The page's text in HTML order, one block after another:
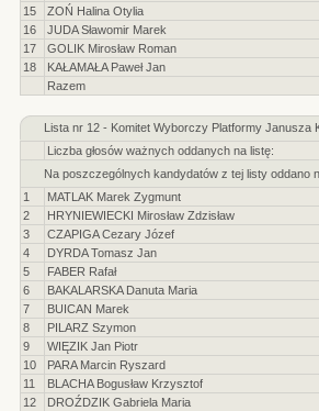
15
ZOŃ Halina Otylia
16
JUDA Sławomir Marek
17
GOLIK Mirosław Roman
18
KAŁAMAŁA Paweł Jan
Razem
Lista nr 12 - Komitet Wyborczy Platformy Janusza
Liczba głosów ważnych oddanych na listę:
Na poszczególnych kandydatów z tej listy oddano
1
MATLAK Marek Zygmunt
2
HRYNIEWIECKI Mirosław Zdzisław
3
CZAPIGA Cezary Józef
4
DYRDA Tomasz Jan
5
FABER Rafał
6
BAKALARSKA Danuta Maria
7
BUICAN Marek
8
PILARZ Szymon
9
WIĘZIK Jan Piotr
10
PARA Marcin Ryszard
11
BLACHA Bogusław Krzysztof
12
DROŹDZIK Gabriela Maria